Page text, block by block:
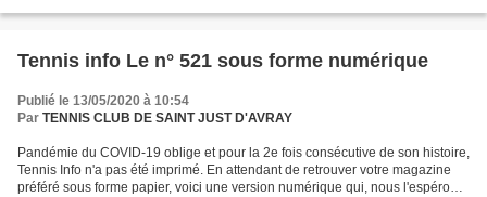
Tennis info Le n° 521 sous forme numérique
Publié le 13/05/2020 à 10:54
Par TENNIS CLUB DE SAINT JUST D'AVRAY
Pandémie du COVID-19 oblige et pour la 2e fois consécutive de son histoire,
Tennis Info n'a pas été imprimé. En attendant de retrouver votre magazine
préféré sous forme papier, voici une version numérique qui, nous l'espérons,